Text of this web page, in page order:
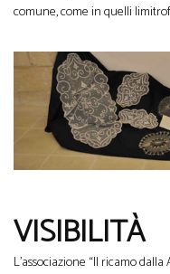
comune, come in quelli
VISIBILITÀ
L’associazione “Il ricamo